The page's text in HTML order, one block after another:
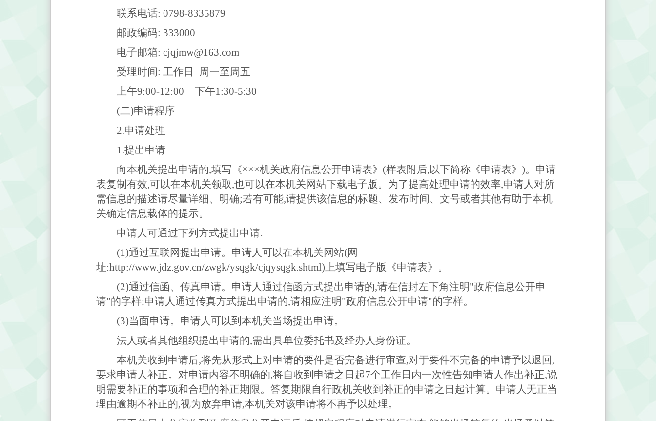
联系电话: 0798-8335879
邮政编码: 333000
电子邮箱: cjqjmw@163.com
受理时间: 工作日 周一至周五
上午9:00-12:00 下午1:30-5:30
(二)申请程序
2.申请处理
1.提出申请
向本机关提出申请的,填写《×××机关政府信息公开申请表》(样表附后,以下简称《申请表》)。申请
表复制有效,可以在本机关领取,也可以在本机关网站下载电子版。为了提高处理申请的效率,申请人对所
需信息的描述请尽量详细、明确;若有可能,请提供该信息的标题、发布时间、文号或者其他有助于本机
关确定信息载体的提示。
申请人可通过下列方式提出申请:
(1)通过互联网提出申请。申请人可以在本机关网站(网
址:http://www.jdz.gov.cn/zwgk/ysqgk/cjqysqgk.shtml)上填写电子版《申请表》。
(2)通过信函、传真申请。申请人通过信函方式提出申请的,请在信封左下角注明"政府信息公开申
请"的字样;申请人通过传真方式提出申请的,请相应注明"政府信息公开申请"的字样。
(3)当面申请。申请人可以到本机关当场提出申请。
法人或者其他组织提出申请的,需出具单位委托书及经办人身份证。
本机关收到申请后,将先从形式上对申请的要件是否完备进行审查,对于要件不完备的申请予以退回,
要求申请人补正。对申请内容不明确的,将自收到申请之日起7个工作日内一次性告知申请人作出补正,说
明需要补正的事项和合理的补正期限。答复期限自行政机关收到补正的申请之日起计算。申请人无正当
理由逾期不补正的,视为放弃申请,本机关对该申请将不再予以处理。